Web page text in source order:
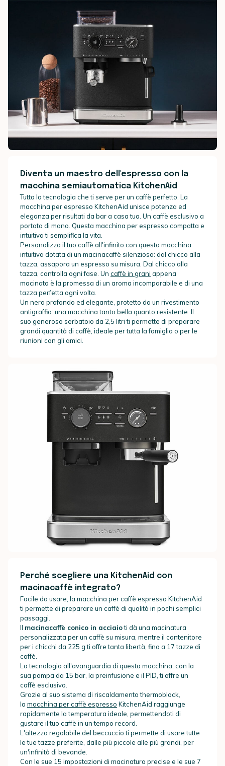
Diventa un maestro dell'espresso con la
macchina semiautomatica KitchenAid
Tutta la tecnologia che ti serve per un caffè perfetto. La
macchina per espresso KitchenAid unisce potenza ed
eleganza per risultati da bar a casa tua. Un caffè esclusivo a
portata di mano. Questa macchina per espresso compatta e
intuitiva ti semplifica la vita.
Personalizza il tuo caffè all'infinito con questa macchina
intuitiva dotata di un macinacaffè silenzioso: dal chicco alla
tazza, assapora un espresso su misura. Dal chicco alla
tazza, controlla ogni fase. Un caffè in grani appena
macinato è la promessa di un aroma incomparabile e di una
tazza perfetta ogni volta.
Un nero profondo ed elegante, protetto da un rivestimento
antigraffio: una macchina tanto bella quanto resistente. Il
suo generoso serbatoio da 2,5 litri ti permette di preparare
grandi quantità di caffè, ideale per tutta la famiglia o per le
riunioni con gli amici.
Perché scegliere una KitchenAid con
macinacaffè integrato?
Facile da usare, la macchina per caffè espresso KitchenAid
ti permette di preparare un caffè di qualità in pochi semplici
passaggi.
Il macinacaffè conico in acciaioti dà una macinatura
personalizzata per un caffè su misura, mentre il contenitore
per i chicchi da 225 g ti offre tanta libertà, fino a 17 tazze di
caffè.
La tecnologia all'avanguardia di questa macchina, con la
sua pompa da 15 bar, la preinfusione e il PID, ti offre un
caffè esclusivo.
Grazie al suo sistema di riscaldamento thermoblock,
la macchina per caffè espresso KitchenAid raggiunge
rapidamente la temperatura ideale, permettendoti di
gustare il tuo caffè in un tempo record.
L'altezza regolabile del beccuccio ti permette di usare tutte
le tue tazze preferite, dalle più piccole alle più grandi, per
un'infinità di bevande.
Con le sue 15 impostazioni di macinatura precise e le sue 7